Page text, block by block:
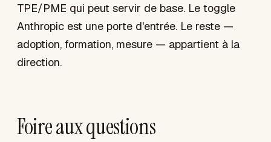
TPE/PME qui peut servir de base. Le toggle
Anthropic est une porte d'entrée. Le reste —
adoption, formation, mesure — appartient à la
direction.
Foire aux questions